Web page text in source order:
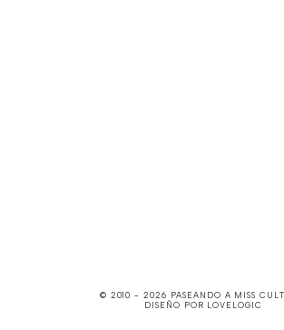
© 2010 - 2026 PASEANDO A MISS
DISEÑO POR LOVELOGIC